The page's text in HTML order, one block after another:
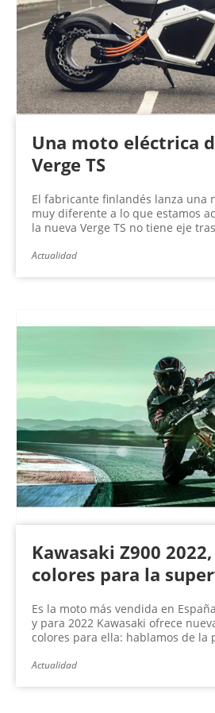
Una moto eléctrica
Verge TS
El fabricante finlandés lanza una
muy diferente a lo que estamos
la nueva Verge TS no tiene eje
Actualidad
Kawasaki Z900
colores para la
Es la moto más vendida en
y para 2022 Kawasaki ofrece
colores para ella: hablamos de la
Actualidad